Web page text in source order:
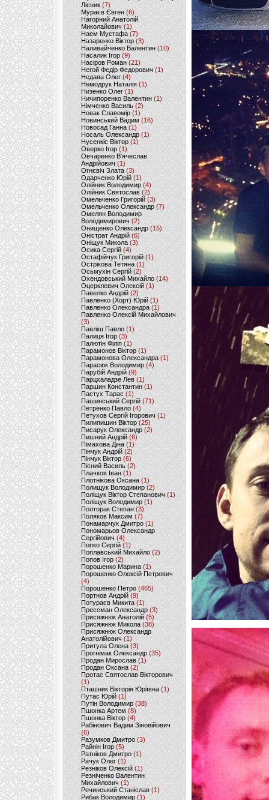
Лісник (7)
Мураєв Євген(6)
Нагорний Анатолій
Миколайович (1)
Наем Мустафа (7)
Назаренко Віктор (3)
Наливайченко Валентин (10)
Насалик Ігор(9)
Насіров Роман (21)
Негой Федір Федорович(1)
Недава Олег(4)
Немодрук Наталія(1)
Низенко Олег (1)
Ничипоренко Валентин (1)
Німченко Василь (2)
Новак Славомір (1)
Новинський Вадим (16)
Новосад Ганна (1)
Носаль Олександр (1)
Нусенкіс Віктор (1)
Оверко Ігор (1)
Овчаренко В'ячеслав
Андрійович(1)
Огнєвіч Злата (3)
Одарченко Юрій(1)
Олійник Володимир (4)
Олійник Святослав (2)
Омельченко Григорій (3)
Омельченко Олександр(7)
Омелян Володимир
Володимирович (2)
Онищенко Олександр (15)
Оністрат Андрій (6)
Оніщук Микола (3)
Осика Сергій(4)
Остафійчук Григорій(1)
Острікова Тетяна (1)
Осьмухін Сергій (2)
Охендовський Михайло (14)
Оцерклевич Олексій (1)
Павелко Андрій (2)
Павленко (Хорт) Юрій (1)
Павленко Олександра (1)
Павленко Олексій Михайлович
(3)
Павліш Павло(1)
Палиця Ігор (3)
Палютін Філіп(1)
Парамонов Віктор (1)
Парамонова Олександра(1)
Парасюк Володимир(4)
Парубій Андрій (9)
Парцхаладзе Лев (1)
Паршин Константин(1)
Пастух Тарас (1)
Пашинський Сергій (71)
Петренко Павло (4)
Петухов Сергій Ігорович (1)
Пилипишин Віктор(25)
Писарук Олександр(2)
Пишний Андрій (6)
Пімахова Діна(1)
Пінчук Андрій(2)
Пінчук Віктор (6)
Пісний Василь (2)
Плачков Іван(1)
Плотнікова Оксана (1)
Полищук Володимир(2)
Поліщук Віктор Степанович(1)
Поліщук Володимир (1)
Полторак Степан(3)
Поляков Максим (7)
Понамарчук Дмитро (1)
Пономарьов Олександр
Сергійович(4)
Попко Сергій (1)
Поплавський Михайло (2)
Попов Ігор(2)
Порошенко Марина (1)
Порошенко Олексій Петрович
(4)
Порошенко Петро (465)
Портнов Андрій (9)
Потураєв Микита(1)
Прессман Олександр(3)
Присяжнюк Анатолій (5)
Присяжнюк Микола (38)
Присяжнюк Олександр
Анатолійович (1)
Притула Олена (3)
Прогнімак Олександр(35)
Продан Мирослав(1)
Продан Оксана (2)
Протас Святослав Вікторович
(1)
Пташник Вікторія Юріївна (1)
Путас Юрій (1)
Путін Володимир(38)
Пшонка Артем (8)
Пшонка Віктор(4)
Рабінович Вадим Зіновійович
(6)
Разумков Дмитро (3)
Райнін Ігор(5)
Ратніков Дмитро (1)
Рачук Олег (1)
Резніков Олексій(1)
Резніченко Валентин
Михайлович (1)
Речинський Станіслав (1)
Рибак Володимир(1)